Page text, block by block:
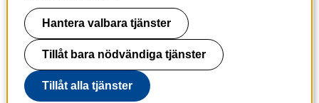
KTH
100 44 Stockholm
+46 8 790 60 00
info@kth.se
Hantera valbara tjänster
Tillåt bara nödvändiga tjänster
Tillåt alla tjänster